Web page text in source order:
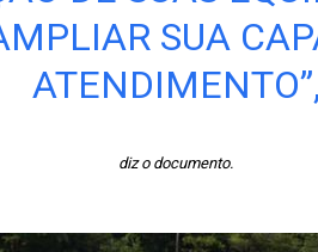
SUA
ATENDIMENTO”,
diz o documento.